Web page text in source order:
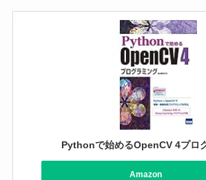
Pythonで始めるOpenCV 4プロ
Amazon